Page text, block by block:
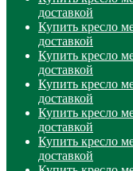
доставкой
Купить кресло
доставкой
Купить кресло
доставкой
Купить кресло
доставкой
Купить кресло
доставкой
Купить кресло
доставкой